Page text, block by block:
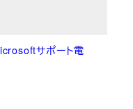
サポート電